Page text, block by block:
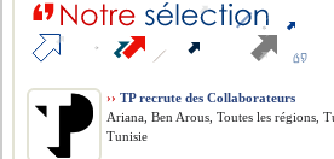
›› TP recrute des Collaborateurs
Ariana, Ben Arous, Toutes les régions,
Tunisie